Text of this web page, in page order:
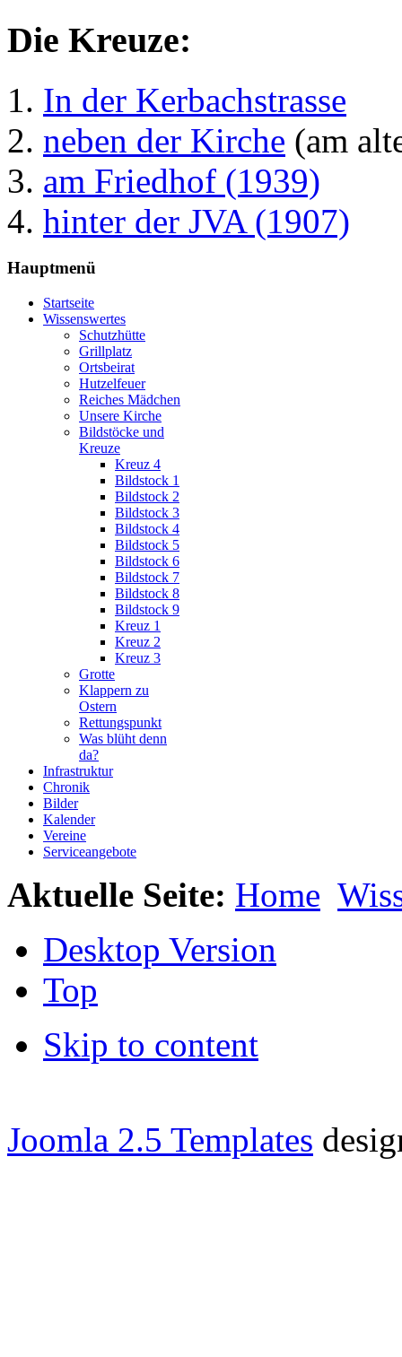
Die Kreuze:
In der Kerbachstrasse
neben der Kirche (am
am Friedhof (1939)
hinter der JVA (1907)
Hauptmenü
Startseite
Wissenswertes
Schutzhütte
Grillplatz
Ortsbeirat
Hutzelfeuer
Reiches Mädchen
Unsere Kirche
Bildstöcke und
Kreuze
Kreuz 4
Bildstock 1
Bildstock 2
Bildstock 3
Bildstock 4
Bildstock 5
Bildstock 6
Bildstock 7
Bildstock 8
Bildstock 9
Kreuz 1
Kreuz 2
Kreuz 3
Grotte
Klappern zu
Ostern
Rettungspunkt
Was blüht denn
da?
Infrastruktur
Chronik
Bilder
Kalender
Vereine
Serviceangebote
Aktuelle Seite: Home
Desktop Version
Top
Skip to content
Joomla 2.5 Templates